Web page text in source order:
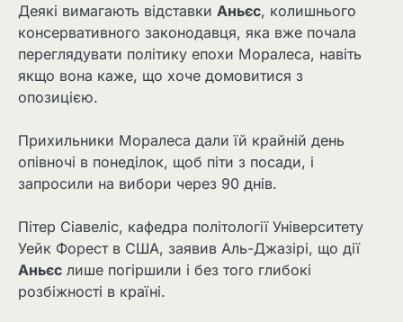
Деякі вимагають відставки Аньєс, колишнього
консервативного законодавця, яка вже почала
переглядувати політику епохи Моралеса, навіть
якщо вона каже, що хоче домовитися з
опозицією.
Прихильники Моралеса дали їй крайній день
опівночі в понеділок, щоб піти з посади, і
запросили на вибори через 90 днів.
Пітер Сіавеліс, кафедра політології Університету
Уейк Форест в США, заявив Аль-Джазірі, що дії
Аньєс лише погіршили і без того глибокі
розбіжності в країні.